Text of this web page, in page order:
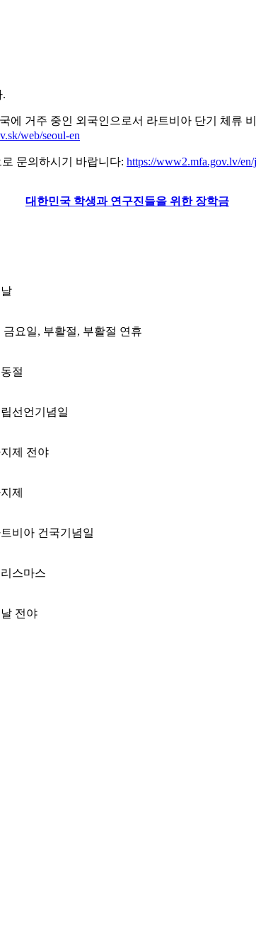
.
거주 중인 외국인으로서 라트비아 단기 체류
web/seoul-en
문의하시기 바랍니다: https://www2.mfa.gov.lv/
대한민국 학생과 연구진들을 위한 장학금
금요일, 부활절, 부활절 연휴
절
선언기념일
제 전야
제
비아 건국기념일
스마스
전야